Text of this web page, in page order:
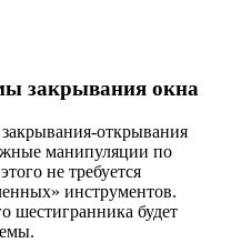
закрывания окна
открывания
манипуляции по
не требуется
инструментов.
шестигранника будет